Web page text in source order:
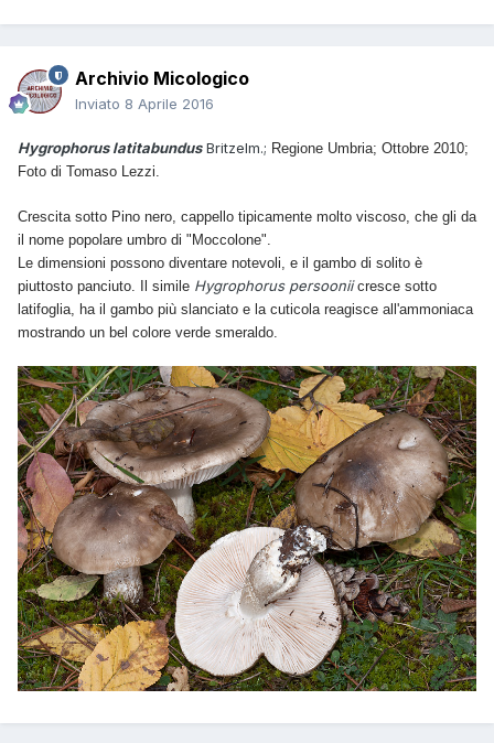
Archivio Micologico
Inviato 8 Aprile 2016
Hygrophorus latitabundusBritzelm.; Regione Umbria; Ottobre 2010;
Foto di Tomaso Lezzi.
Crescita sotto Pino nero, cappello tipicamente molto viscoso, che gli da
il nome popolare umbro di "Moccolone".
Le dimensioni possono diventare notevoli, e il gambo di solito è
piuttosto panciuto. Il simile Hygrophorus persooniicresce sotto
latifoglia, ha il gambo più slanciato e la cuticola reagisce all'ammoniaca
mostrando un bel colore verde smeraldo.